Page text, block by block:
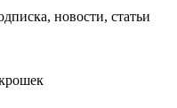
новости, статьи